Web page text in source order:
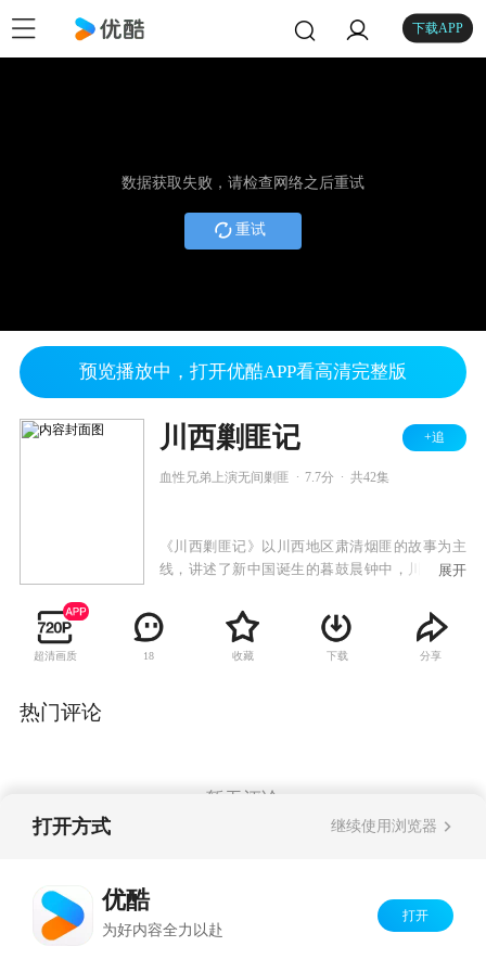
下载APP
数据获取失败，请检查网络之后重试
重试
预览播放中，打开优酷APP看高清完整版
川西剿匪记 +追
血性兄弟上演无间剿匪 7.7分 共42集
《川西剿匪记》以川西地区肃清烟匪的故事为主
线，讲述了新中国诞生的暮鼓晨钟中，川西烟道
对苦命鸳鸯的爱恨情仇。剧中的热血青春、兄弟
情义也是一大亮点。周致斌、张济邦和黄登宝三
兄弟的命运走向、情义走向，必将让观众一路牵
展开
超清画质 18 收藏 下载 分享
热门评论
暂无评论
打开方式 继续使用浏览器
优酷
为好内容全力以赴
打开